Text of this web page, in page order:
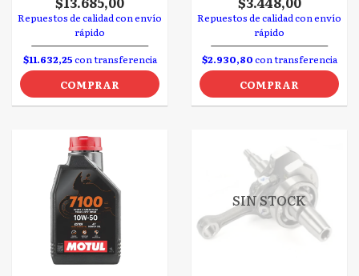
Repuestos de calidad con envío
rápido
$11.632,25con transferencia
COMPRAR
Repuestos de calidad con envío
rápido
$2.930,80con transferencia
COMPRAR
SIN STOCK